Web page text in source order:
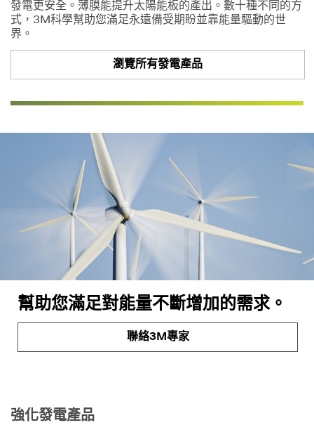
發電更安全。薄膜能提升太陽能板的產出。數十種不同的方
式，3M科學幫助您滿足永遠備受期盼並靠能量驅動的世
界。
瀏覽所有發電產品
幫助您滿足對能量不斷增加的需求。
聯絡3M專家
強化發電產品